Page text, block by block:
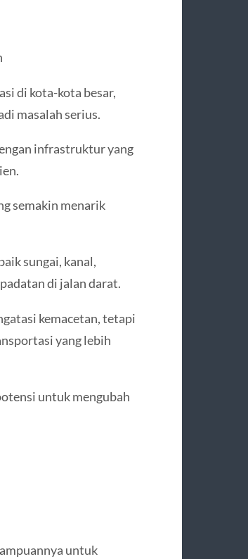
di kota-kota besar,
masalah serius.
infrastruktur yang
semakin menarik
sungai, kanal,
di jalan darat.
kemacetan, tetapi
yang lebih
untuk mengubah
untuk